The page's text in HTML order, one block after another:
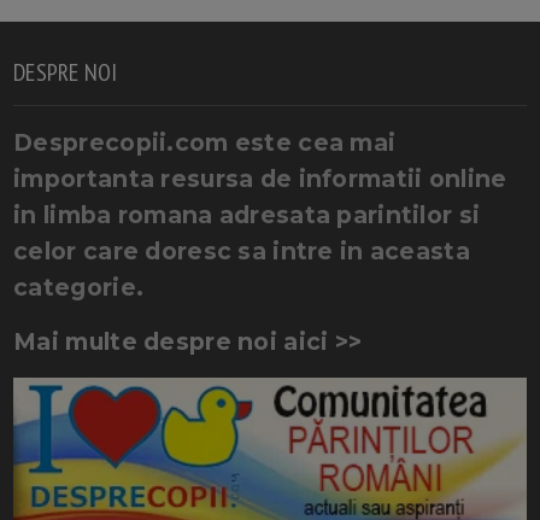
DESPRE NOI
Desprecopii.com este cea mai
importanta resursa de informatii online
in limba romana adresata parintilor si
celor care doresc sa intre in aceasta
categorie.
Mai multe despre noi aici >>